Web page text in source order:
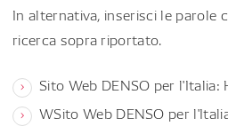
In alternativa, inserisci le parole
ricerca sopra riportato.
Sito Web DENSO per l'Italia:
WSito Web DENSO per